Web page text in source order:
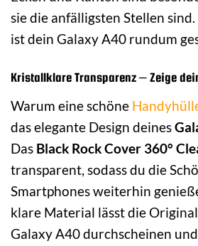
sie die anfälligsten Stellen
ist dein Galaxy A40 rundum
Kristallklare Transparenz – Zeige
Warum eine schöne
das elegante Design deines
Das Black Rock Cover 360°
transparent, sodass du die
Smartphones weiterhin
klare Material lässt die
Galaxy A40 durchscheinen